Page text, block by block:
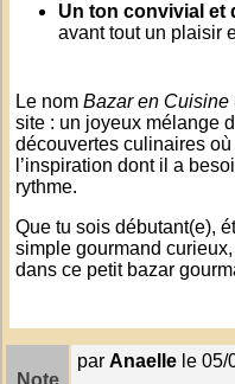
Un ton convivial et
avant tout un plaisir
Le nom Bazar en Cuisine
site : un joyeux mélange
découvertes culinaires
l’inspiration dont il a
rythme.
Que tu sois débutant(e),
simple gourmand
dans ce petit bazar
Note
parAnaelle le